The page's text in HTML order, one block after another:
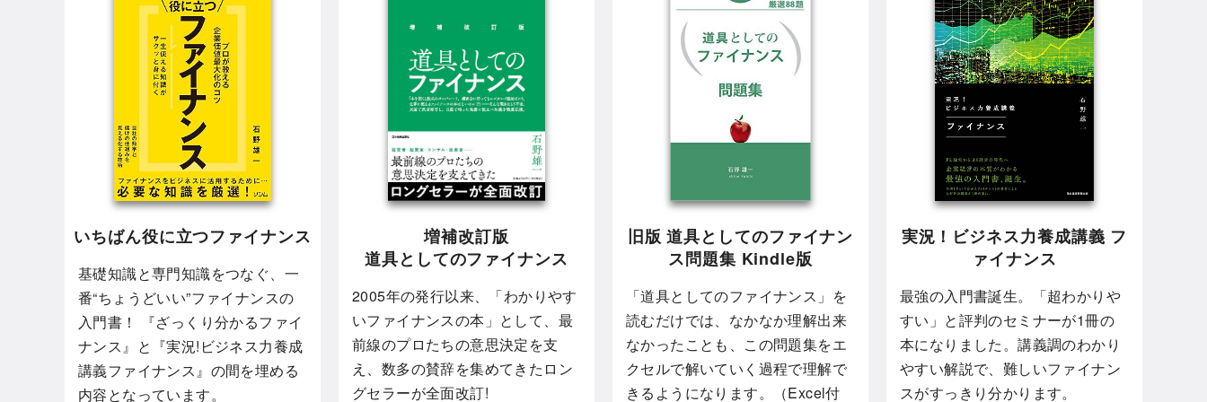
いちばん役に立つファイナンス
基礎知識と専門知識をつなぐ、一
番“ちょうどいい”ファイナンスの
入門書！ 『ざっくり分かるファイ
ナンス』と『実況!ビジネス力養成
講義ファイナンス』の間を埋める
内容となっています。
増補改訂版
道具としてのファイナンス
2005年の発行以来、「わかりやす
いファイナンスの本」として、最
前線のプロたちの意思決定を支
え、数多の賛辞を集めてきたロン
グセラーが全面改訂!
旧版 道具としてのファイナン
ス問題集 Kindle版
「道具としてのファイナンス」を
読むだけでは、なかなか理解出来
なかったことも、この問題集をエ
クセルで解いていく過程で理解で
きるようになります。（Excel付
実況！ビジネス力養成講義 フ
ァイナンス
最強の入門書誕生。「超わかりや
すい」と評判のセミナーが1冊の
本になりました。講義調のわかり
やすい解説で、難しいファイナン
スがすっきり分かります。